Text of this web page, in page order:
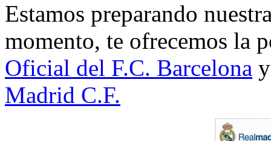
Estamos preparando
momento, te ofrecemos la
Oficial del F.C. Barcelona
Madrid C.F.